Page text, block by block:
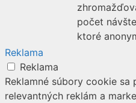
počet
ktoré
Reklama
Reklama
Reklamné súbory cookie
relevantných reklám a